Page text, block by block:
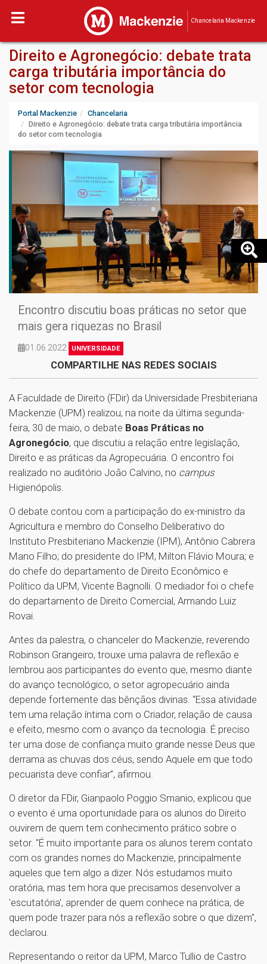
Chancelaria Mackenzie
Direito e Agronegócio: debate trata
carga tributária importância do
setor com tecnologia
Portal Mackenzie
Chancelaria
Direito e Agronegócio: debate trata carga tributária importância
do setor com tecnologia
Encontro discutiu boas práticas no setor que
mais gera riquezas no Brasil
01.06.2022 UNIVERSIDADE
COMPARTILHE NAS REDES SOCIAIS
A Faculdade de Direito (FDir) da Universidade Presbiteriana
Mackenzie (UPM) realizou, na noite da última segunda-
feira, 30 de maio, o debate Boas Práticas no
Agronegócio, que discutiu a relação entre legislação,
Direito e as práticas da Agropecuária. O encontro foi
realizado no auditório João Calvino, no campus
Higienópolis.
O debate contou com a participação do ex-ministro da
Agricultura e membro do Conselho Deliberativo do
Instituto Presbiteriano Mackenzie (IPM), Antônio Cabrera
Mano Filho; do presidente do IPM, Milton Flávio Moura; e
do chefe do departamento de Direito Econômico e
Político da UPM, Vicente Bagnolli. O mediador foi o chefe
do departamento de Direito Comercial, Armando Luiz
Rovai.
Antes da palestra, o chanceler do Mackenzie, reverendo
Robinson Grangeiro, trouxe uma palavra de reflexão e
lembrou aos participantes do evento que, mesmo diante
do avanço tecnológico, o setor agropecuário ainda
depende fortemente das bênçãos divinas. “Essa atividade
tem uma relação íntima com o Criador, relação de causa
e efeito, mesmo com o avanço da tecnologia. É preciso
ter uma dose de confiança muito grande nesse Deus que
derrama as chuvas dos céus, sendo Aquele em que todo
pecuarista deve confiar”, afirmou.
O diretor da FDir, Gianpaolo Poggio Smanio, explicou que
o evento é uma oportunidade para os alunos do Direito
ouvirem de quem tem conhecimento prático sobre o
setor. "É muito importante para os alunos terem contato
com os grandes nomes do Mackenzie, principalmente
aqueles que tem algo a dizer. Nós estudamos muito
oratória, mas tem hora que precisamos desenvolver a
'escutatória', aprender de quem conhece na prática, de
quem pode trazer para nós a reflexão sobre o que dizem",
declarou.
Representando o reitor da UPM, Marco Tullio de Castro